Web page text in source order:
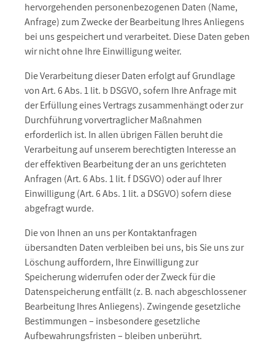
hervorgehenden personenbezogenen Daten (Name,
Anfrage) zum Zwecke der Bearbeitung Ihres Anliegens
bei uns gespeichert und verarbeitet. Diese Daten geben
wir nicht ohne Ihre Einwilligung weiter.
Die Verarbeitung dieser Daten erfolgt auf Grundlage
von Art. 6 Abs. 1 lit. b DSGVO, sofern Ihre Anfrage mit
der Erfüllung eines Vertrags zusammenhängt oder zur
Durchführung vorvertraglicher Maßnahmen
erforderlich ist. In allen übrigen Fällen beruht die
Verarbeitung auf unserem berechtigten Interesse an
der effektiven Bearbeitung der an uns gerichteten
Anfragen (Art. 6 Abs. 1 lit. f DSGVO) oder auf Ihrer
Einwilligung (Art. 6 Abs. 1 lit. a DSGVO) sofern diese
abgefragt wurde.
Die von Ihnen an uns per Kontaktanfragen
übersandten Daten verbleiben bei uns, bis Sie uns zur
Löschung auffordern, Ihre Einwilligung zur
Speicherung widerrufen oder der Zweck für die
Datenspeicherung entfällt (z. B. nach abgeschlossener
Bearbeitung Ihres Anliegens). Zwingende gesetzliche
Bestimmungen – insbesondere gesetzliche
Aufbewahrungsfristen – bleiben unberührt.